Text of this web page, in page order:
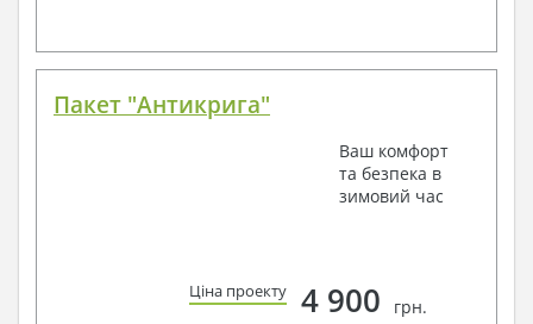
Пакет "Антикрига"
Ваш комфорт
та безпека в
зимовий час
Ціна проекту 4 900 грн.